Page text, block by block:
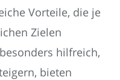
Vorteile, die je
Zielen
hilfreich,
bieten